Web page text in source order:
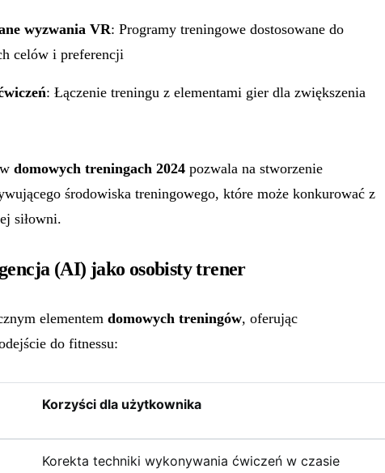
wyzwania VR: Programy treningowe dostosowane do
celów i preferencji
: Łączenie treningu z elementami gier dla zwiększenia
domowych treningach 2024 pozwala na stworzenie
środowiska treningowego, które może konkurować z
siłowni.
(AI) jako osobisty trener
elementem domowych treningów, oferując
do fitnessu:
Korzyści dla użytkownika
Korekta techniki wykonywania ćwiczeń w czasie